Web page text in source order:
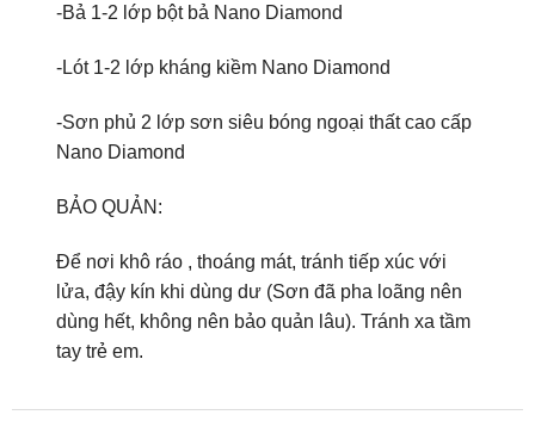
-Bả 1-2 lớp bột bả Nano Diamond
-Lót 1-2 lớp kháng kiềm Nano Diamond
-Sơn phủ 2 lớp sơn siêu bóng ngoại thất cao cấp
Nano Diamond
BẢO QUẢN:
Để nơi khô ráo , thoáng mát, tránh tiếp xúc với
lửa, đậy kín khi dùng dư (Sơn đã pha loãng nên
dùng hết, không nên bảo quản lâu). Tránh xa tầm
tay trẻ em.